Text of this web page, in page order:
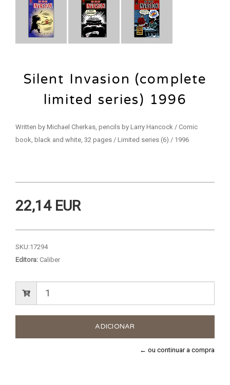
Silent Invasion (complete
limited series) 1996
Written by Michael Cherkas, pencils by Larry Hancock / Comic
book, black and white, 32 pages / Limited series (6) / 1996
22,14 EUR
SKU:17294
Editora: Caliber
← ou continuar a compra